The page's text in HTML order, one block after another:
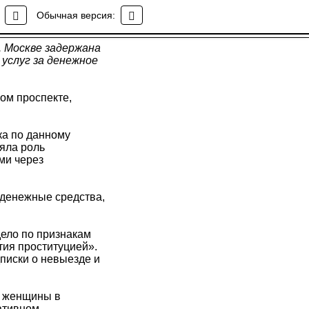
Обычная версия:
занятия
задержана
за денежное
проспекте,
по данному
роль
через
средства,
по признакам
проституцией».
о невыезде и
женщины в